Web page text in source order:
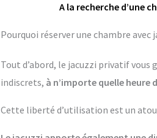
A la recherche d’une
Pourquoi réserver une chambre avec
Tout d’abord, le jacuzzi privatif
indiscrets, à n’importe quelle heure
Cette liberté d’utilisation est un